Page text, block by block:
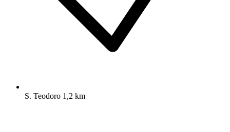
S. Teodoro 1,2 km